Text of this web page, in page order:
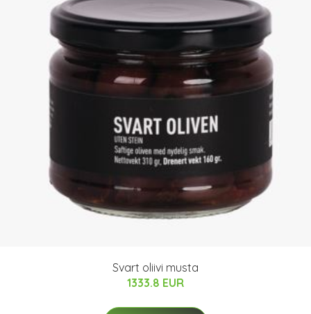
Svart oliivi musta
1333.8 EUR